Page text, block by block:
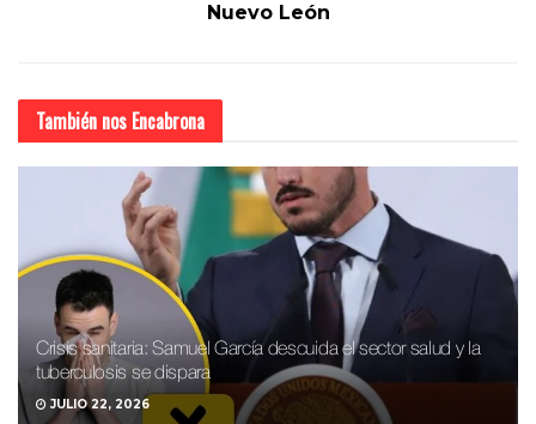
Nuevo León
También nos Encabrona
Crisis sanitaria: Samuel García descuida el sector salud y la
tuberculosis se dispara
JULIO 22, 2026